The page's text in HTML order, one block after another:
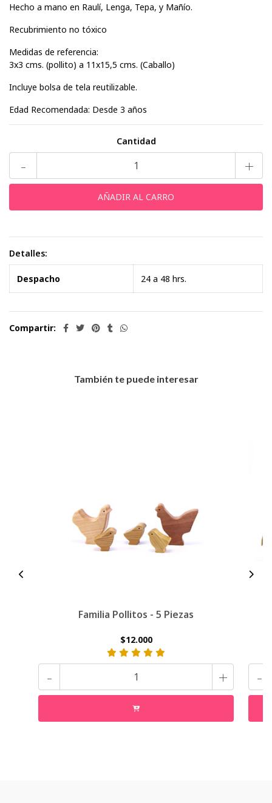
Hecho a mano en Raulí, Lenga, Tepa, y Mañío.
Recubrimiento no tóxico
Medidas de referencia:
3x3 cms. (pollito) a 11x15,5 cms. (Caballo)
Incluye bolsa de tela reutilizable.
Edad Recomendada: Desde 3 años
Cantidad
- +
Detalles:
Despacho 24 a 48 hrs.
Compartir:
También te puede interesar
Familia Pollitos - 5 Piezas
$12.000
- + -